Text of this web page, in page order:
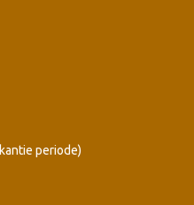
periode)